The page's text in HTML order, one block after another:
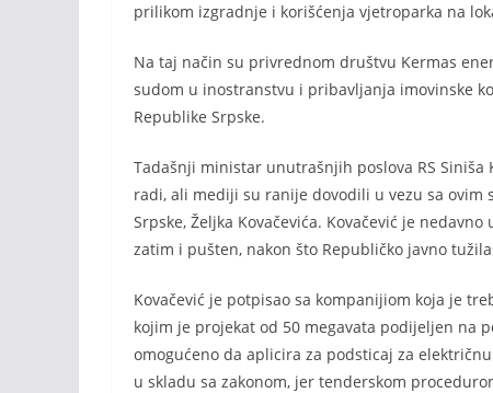
prilikom izgradnje i korišćenja vjetroparka na
Na taj način su privrednom društvu Kermas
sudom u inostranstvu i pribavljanja imovinske
Republike Srpske.
Tadašnji ministar unutrašnjih poslova RS
radi, ali mediji su ranije dovodili u vezu sa
Srpske, Željka Kovačevića. Kovačević je
zatim i pušten, nakon što Republičko javno
Kovačević je potpisao sa kompanijiom koja je
kojim je projekat od 50 megavata podijeljen na
omogućeno da aplicira za podsticaj za
u skladu sa zakonom, jer tenderskom